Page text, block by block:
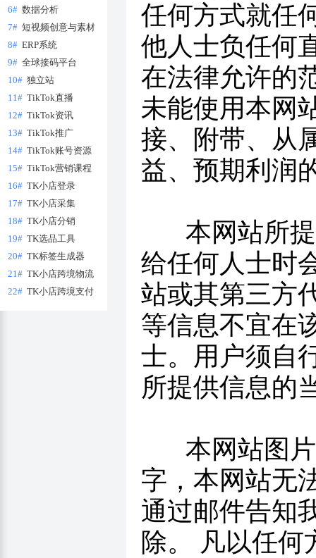
6# 数据分析
7# 短视频创意与素材
8# ERP系统
9# 全球接码平台
10# 独立站
11# TikTok直播
12# TikTok资讯
13# TikTok推广
14# TikTok账号资源
15# TikTok营销课程
16# TK小店登录
17# TK小店采集
18# TK小店分销
19# TK选品工具
20# TK标签生成器
21# TK小店跨境物流
22# TK小店跨境支付
任何方式就任
他人士负任何
在法律允许的
未能使用本网
接、附带、从
益、预期利润
本网站所提
给任何人士时
站或其第三方
等信息不宜在
士。用户须自
所提供信息的
本网站图片
字，本网站无
通过邮件告知
除。 凡以任